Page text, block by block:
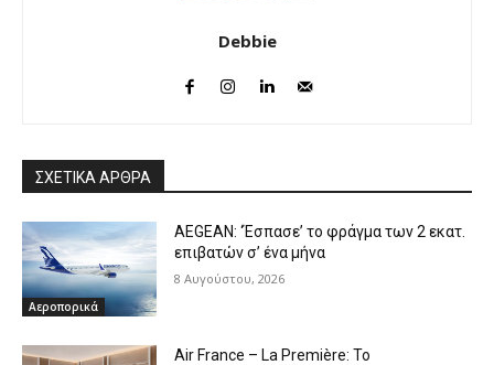
Debbie
ΣΧΕΤΙΚΑ ΑΡΘΡΑ
Αεροπορικά
AEGEAN: ‘Έσπασε’ το φράγμα των 2 εκατ.
επιβατών σ’ ένα μήνα
8 Αυγούστου, 2026
Air France – La Première: Το